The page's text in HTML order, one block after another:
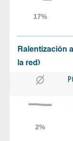
Ralentización
la red)